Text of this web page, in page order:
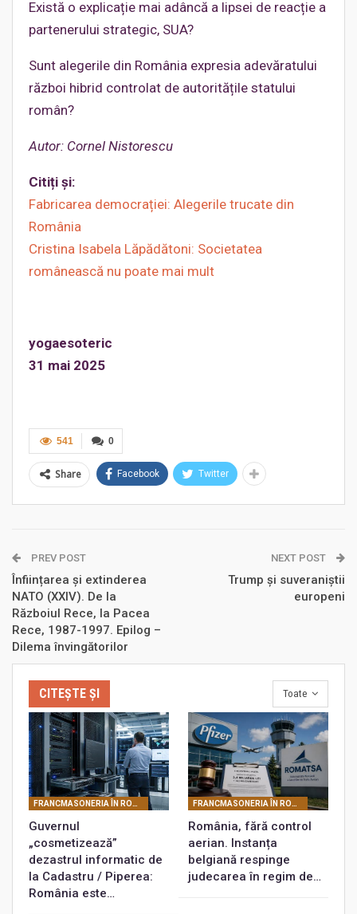
Există o explicație mai adâncă a lipsei de reacție a
partenerului strategic, SUA?
Sunt alegerile din România expresia adevăratului
război hibrid controlat de autoritățile statului
român?
Autor: Cornel Nistorescu
Citiți și:
Fabricarea democrației: Alegerile trucate din
România
Cristina Isabela Lăpădătoni: Societatea
românească nu poate mai mult
yogaesoteric
31 mai 2025
0
541
Share Facebook Twitter
PREV POST
Înființarea și extinderea
NATO (XXIV). De la
Războiul Rece, la Pacea
Rece, 1987-1997. Epilog –
Dilema învingătorilor
NEXT POST
Trump și suveraniștii
europeni
Toate
CITEȘTE ȘI
FRANCMASONERIA ÎN ROMÂNIA
Guvernul
„cosmetizează”
dezastrul informatic de
la Cadastru / Piperea:
România este…
FRANCMASONERIA ÎN ROMÂNIA
România, fără control
aerian. Instanța
belgiană respinge
judecarea în regim de…